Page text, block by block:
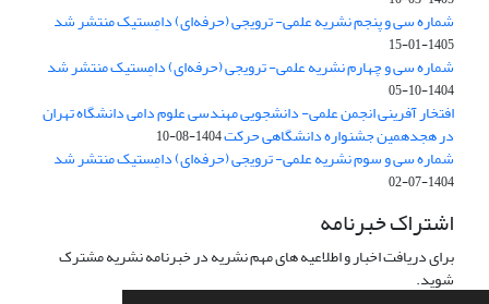
شماره سی و پنجم نشریه علمی- ترویجی (حرفه‌ای) دامِستیک منتشر شد
1405-01-15
شماره سی و چهارم نشریه علمی- ترویجی (حرفه‌ای) دامِستیک منتشر شد
1404-10-05
افتخار آفرینی انجمن علمی- دانشجویی مهندسی علوم دامی دانشگاه تهران
در هجدهمین جشنواره دانشگاهی حرکت1404-08-10
شماره سی و سوم نشریه علمی- ترویجی (حرفه‌ای) دامِستیک منتشر شد
1404-07-02
اشتراک خبرنامه
برای دریافت اخبار و اطلاعیه های مهم نشریه در خبرنامه نشریه مشترک
شوید.